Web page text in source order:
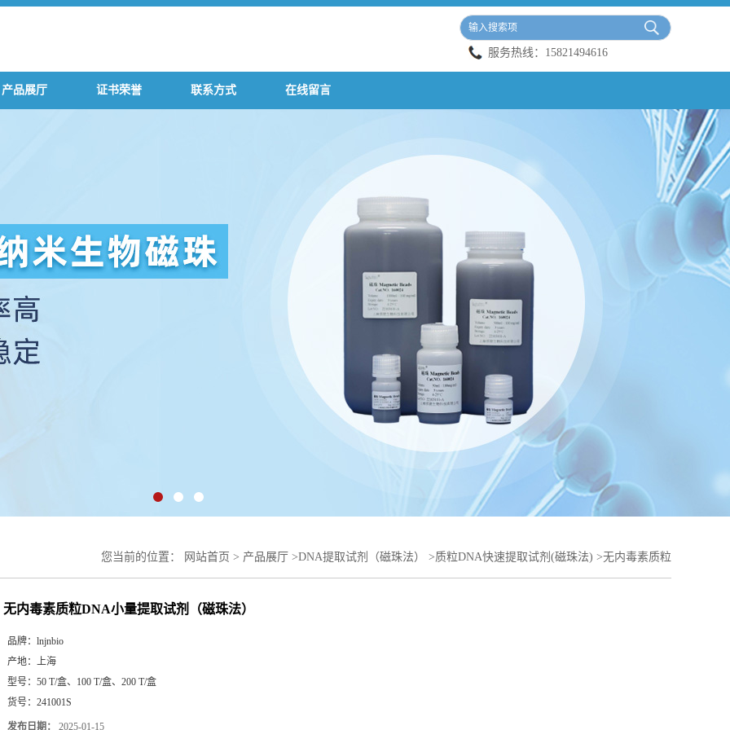
服务热线： 15821494616
产品展厅 证书荣誉 联系方式 在线留言
您当前的位置： 网站首页 > 产品展厅 >DNA提取试剂（磁珠法） >质粒DNA快速提取试剂(磁珠法) >无内毒素质粒
无内毒素质粒DNA小量提取试剂（磁珠法）
品牌： lnjnbio
产地： 上海
型号： 50 T/盒、100 T/盒、200 T/盒
货号： 241001S
发布日期： 2025-01-15